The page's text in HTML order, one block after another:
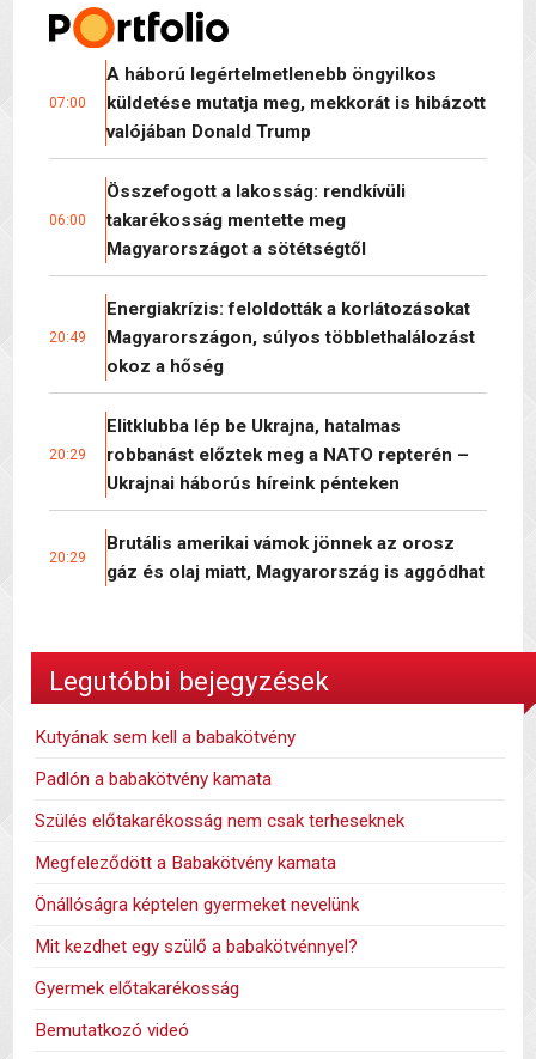
07:00
A háború legértelmetlenebb öngyilkos
küldetése mutatja meg, mekkorát is hibázott
valójában Donald Trump
06:00
Összefogott a lakosság: rendkívüli
takarékosság mentette meg
Magyarországot a sötétségtől
20:49
Energiakrízis: feloldották a korlátozásokat
Magyarországon, súlyos többlethalálozást
okoz a hőség
20:29
Elitklubba lép be Ukrajna, hatalmas
robbanást előztek meg a NATO repterén –
Ukrajnai háborús híreink pénteken
20:29
Brutális amerikai vámok jönnek az orosz
gáz és olaj miatt, Magyarország is aggódhat
Legutóbbi bejegyzések
Kutyának sem kell a babakötvény
Padlón a babakötvény kamata
Szülés előtakarékosság nem csak terheseknek
Megfeleződött a Babakötvény kamata
Önállóságra képtelen gyermeket nevelünk
Mit kezdhet egy szülő a babakötvénnyel?
Gyermek előtakarékosság
Bemutatkozó videó